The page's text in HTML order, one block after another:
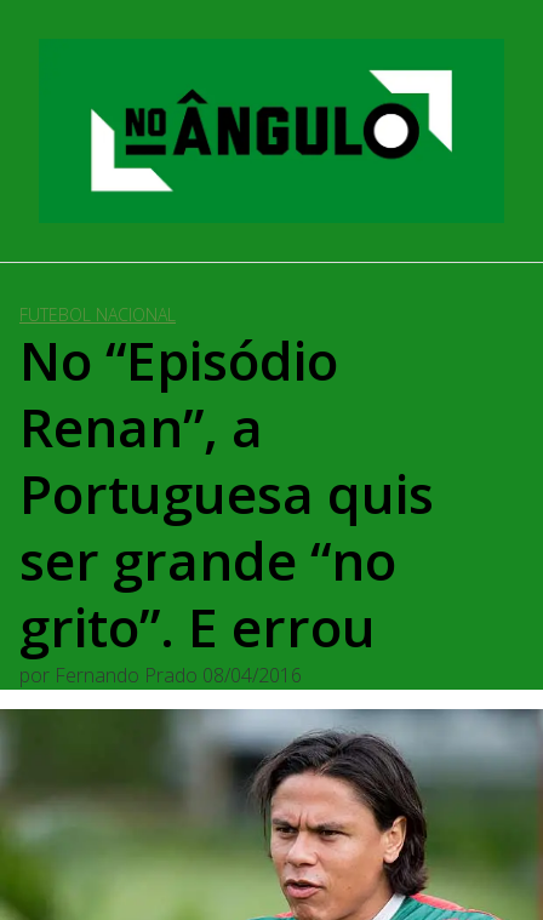
FUTEBOL NACIONAL
No “Episódio
Renan”, a
Portuguesa quis
ser grande “no
grito”. E errou
por Fernando Prado 08/04/2016